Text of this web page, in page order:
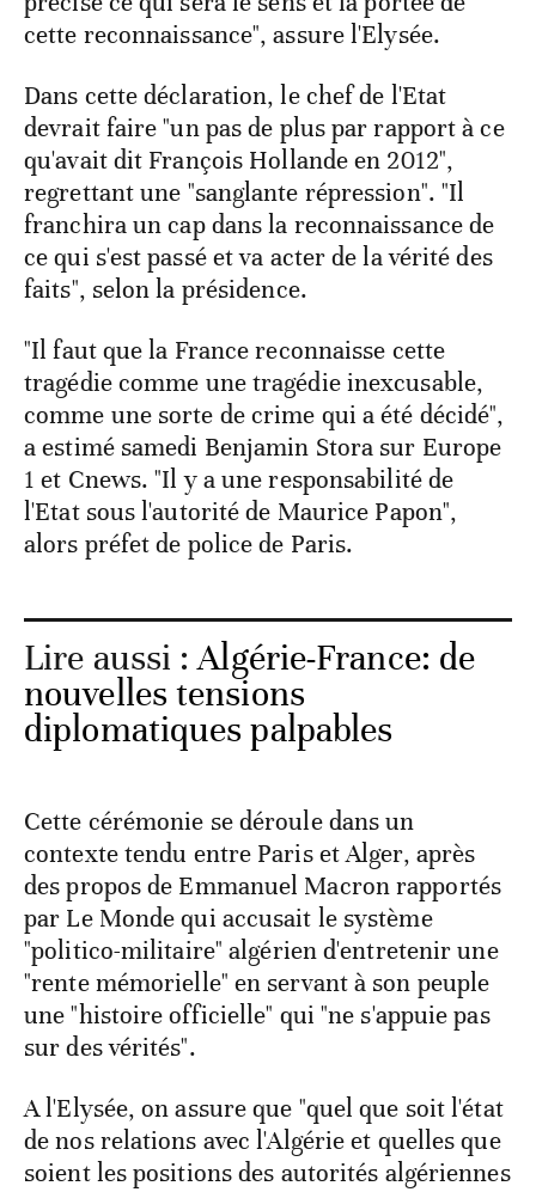
cette reconnaissance", assure l'Elysée.
Dans cette déclaration, le chef de l'Etat
devrait faire "un pas de plus par rapport à ce
qu'avait dit François Hollande en 2012",
regrettant une "sanglante répression". "Il
franchira un cap dans la reconnaissance de
ce qui s'est passé et va acter de la vérité des
faits", selon la présidence.
"Il faut que la France reconnaisse cette
tragédie comme une tragédie inexcusable,
comme une sorte de crime qui a été décidé",
a estimé samedi Benjamin Stora sur Europe
1 et Cnews. "Il y a une responsabilité de
l'Etat sous l'autorité de Maurice Papon",
alors préfet de police de Paris.
Lire aussi :Algérie-France: de
nouvelles tensions
diplomatiques palpables
Cette cérémonie se déroule dans un
contexte tendu entre Paris et Alger, après
des propos de Emmanuel Macron rapportés
par Le Monde qui accusait le système
"politico-militaire" algérien d'entretenir une
"rente mémorielle" en servant à son peuple
une "histoire officielle" qui "ne s'appuie pas
sur des vérités".
A l'Elysée, on assure que "quel que soit l'état
de nos relations avec l'Algérie et quelles que
soient les positions des autorités algériennes